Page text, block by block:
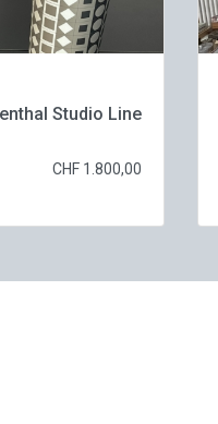
Studio Line
CHF 1.800,00